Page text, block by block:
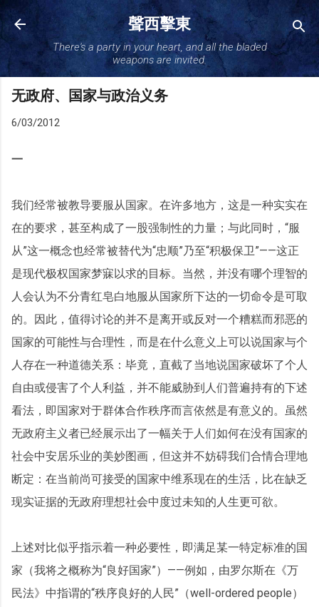
跳至主要内容
聲西擊東
There's a party in your heart, and all the bladed
weapons are invited.
无政府、国家与政治义务
6/03/2012
一
我们经常被教导要服从国家。在许多地方，这是一种实实在
在的要求，甚至构成了一股强制性的力量；与此同时，“服
从”这一概念也经常被替代为“忠顺”乃至“积极保卫”——这正
是现代极权国家梦寐以求的目标。当然，并没有哪个理智的
人会认为不分青红皂白地服从国家所下达的一切命令是可取
的。因此，值得讨论的并不是离开或反对一个糟糕而邪恶的
国家的可能性与合理性，而是在什么意义上可以说国家与个
人存在一种道德关系：毕竟，直截了当地说国家破坏了个人
自由或侵害了个人利益，并不能威胁到人们普遍持有的下述
看法，即国家对于群体合作秩序而言依然是有意义的。虽然
无政府主义者已经展示出了一幅关于人们如何在没有国家的
社会中安居乐业的美妙图画，但这并不妨碍我们合情合理地
断定：在当前尚可接受的国家中维系现在的生活，比在缺乏
现实证据的无政府理想社会中度过未知的人生更可欲。
上述对比似乎指示着一种必要性，即满足某一特定标准的国
家（我将之概称为“良好国家”）——例如，由罗尔斯在《万
民法》中指谓的“秩序良好的人民”（well-ordered people）